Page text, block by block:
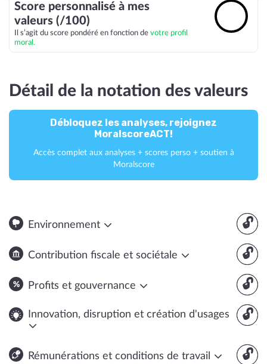
Score personnalisé à mes
valeurs (/100)
Il s’agit du score pondéré en fonction de votre profil
moral.
Détail de la notation des valeurs
Débloquez les analyses, rejoignez
MoralscoreACT!
Accès complet aux analyses + scores perso + soutien à
Moralscore
🔓
Environnement
🔓
Contribution fiscale et sociétale
🔓
Profits et gouvernance
🔓
Innovation, disruption et création d'usages
🔓
Rémunérations et conditions de travail